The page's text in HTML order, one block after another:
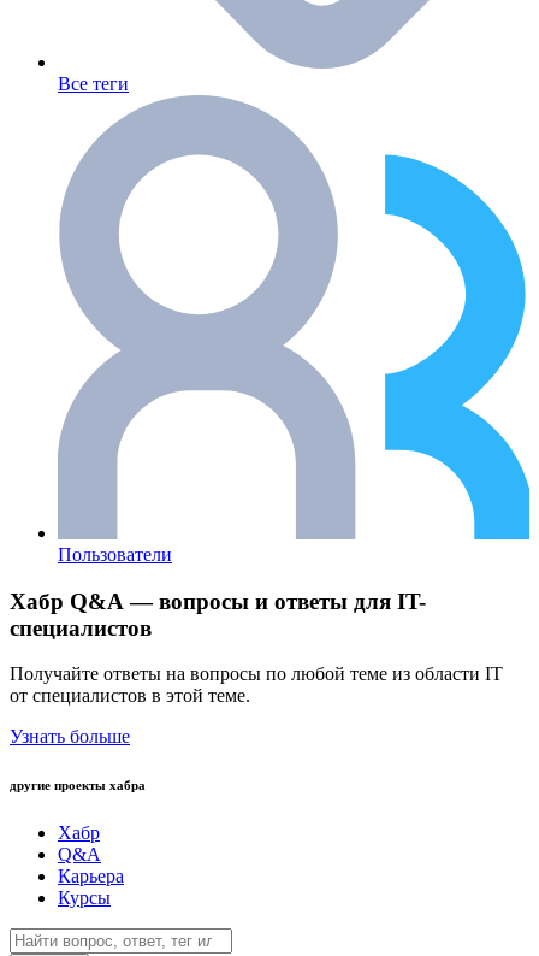
Все теги
Пользователи
Хабр Q&A — вопросы и ответы для IT-
специалистов
Получайте ответы на вопросы по любой теме из области IT
от специалистов в этой теме.
Узнать больше
другие проекты хабра
Хабр
Q&A
Карьера
Курсы